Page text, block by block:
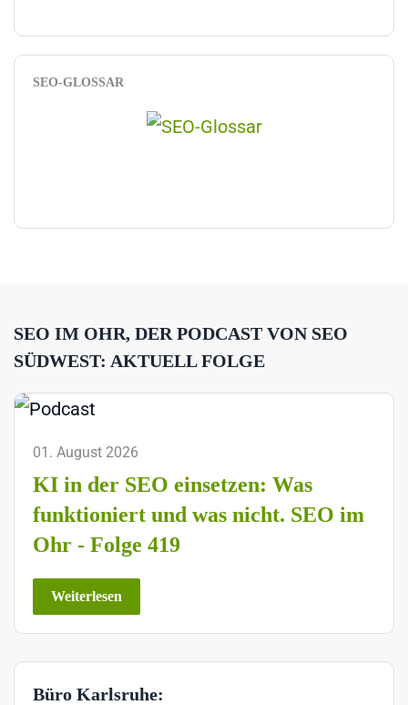
SEO-GLOSSAR
SEO IM OHR, DER PODCAST VON SEO
SÜDWEST: AKTUELL FOLGE
01. August 2026
KI in der SEO einsetzen: Was
funktioniert und was nicht. SEO im
Ohr - Folge 419
Weiterlesen
Büro Karlsruhe: